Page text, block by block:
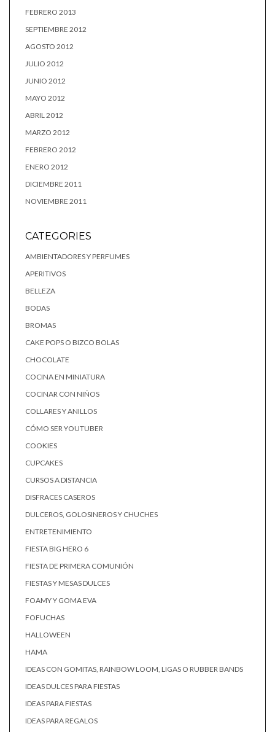
FEBRERO 2013
SEPTIEMBRE 2012
AGOSTO 2012
JULIO 2012
JUNIO 2012
MAYO 2012
ABRIL 2012
MARZO 2012
FEBRERO 2012
ENERO 2012
DICIEMBRE 2011
NOVIEMBRE 2011
CATEGORIES
AMBIENTADORES Y PERFUMES
APERITIVOS
BELLEZA
BODAS
BROMAS
CAKE POPS O BIZCO BOLAS
CHOCOLATE
COCINA EN MINIATURA
COCINAR CON NIÑOS
COLLARES Y ANILLOS
CÓMO SER YOUTUBER
COOKIES
CUPCAKES
CURSOS A DISTANCIA
DISFRACES CASEROS
DULCEROS, GOLOSINEROS Y CHUCHES
ENTRETENIMIENTO
FIESTA BIG HERO 6
FIESTA DE PRIMERA COMUNIÓN
FIESTAS Y MESAS DULCES
FOAMY Y GOMA EVA
FOFUCHAS
HALLOWEEN
HAMA
IDEAS CON GOMITAS, RAINBOW LOOM, LIGAS O RUBBER BANDS
IDEAS DULCES PARA FIESTAS
IDEAS PARA FIESTAS
IDEAS PARA REGALOS